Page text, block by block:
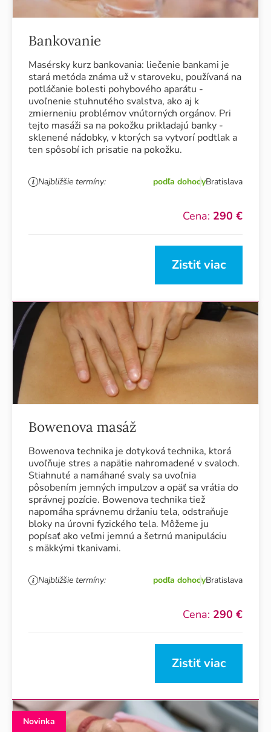
Bankovanie
Masérsky kurz bankovania: liečenie bankami je
stará metóda známa už v staroveku, používaná na
potláčanie bolesti pohybového aparátu -
uvoľnenie stuhnutého svalstva, ako aj k
zmierneniu problémov vnútorných orgánov. Pri
tejto masáži sa na pokožku prikladajú banky -
sklenené nádobky, v ktorých sa vytvorí podtlak a
ten spôsobí ich prisatie na pokožku.
Najbližšie termíny: podľa dohodyBratislava
Cena: 290 €
Zistiť viac
Bowenova masáž
Bowenova technika je dotyková technika, ktorá
uvoľňuje stres a napätie nahromadené v svaloch.
Stiahnuté a namáhané svaly sa uvoľnia
pôsobením jemných impulzov a opäť sa vrátia do
správnej pozície. Bowenova technika tiež
napomáha správnemu držaniu tela, odstraňuje
bloky na úrovni fyzického tela. Môžeme ju
popísať ako veľmi jemnú a šetrnú manipuláciu
s mäkkými tkanivami.
Najbližšie termíny: podľa dohodyBratislava
Cena: 290 €
Zistiť viac
Novinka